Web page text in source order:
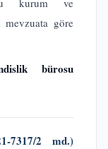
kurum ve
göre
bürosu
7317/2 md.)